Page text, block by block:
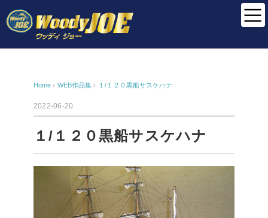
Home › WEB作品集 › １/１２０黒船サスケハナ
2022-06-20
１/１２０黒船サスケハナ